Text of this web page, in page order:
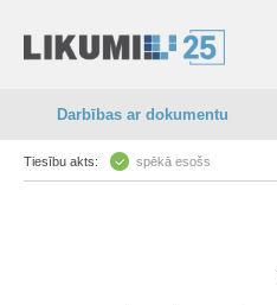
Darbības ar dokumentu
Tiesību akts: spēkā esošs